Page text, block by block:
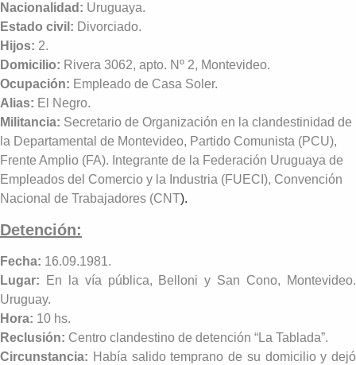
Nacionalidad: Uruguaya.
Estado civil: Divorciado.
Hijos: 2.
Domicilio: Rivera 3062, apto. Nº 2, Montevideo.
Ocupación: Empleado de Casa Soler.
Alias: El Negro.
Militancia: Secretario de Organización en la clandestinidad de
la Departamental de Montevideo, Partido Comunista (PCU),
Frente Amplio (FA). Integrante de la Federación Uruguaya de
Empleados del Comercio y la Industria (FUECI), Convención
Nacional de Trabajadores (CNT).
Detención:
Fecha: 16.09.1981.
Lugar:
En la vía pública, Belloni y San Cono, Montevideo.
Uruguay.
Hora: 10 hs.
Reclusión: Centro clandestino de detención “La Tablada”.
Circunstancia: Había salido temprano de su domicilio y dejó